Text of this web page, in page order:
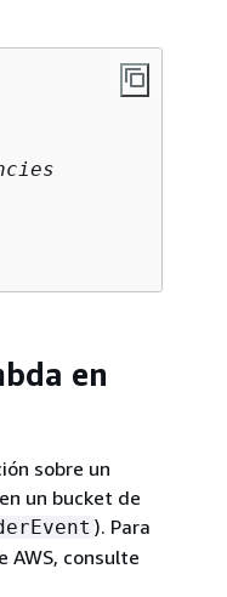
en
sobre un
un bucket de
). Para
AWS, consulte